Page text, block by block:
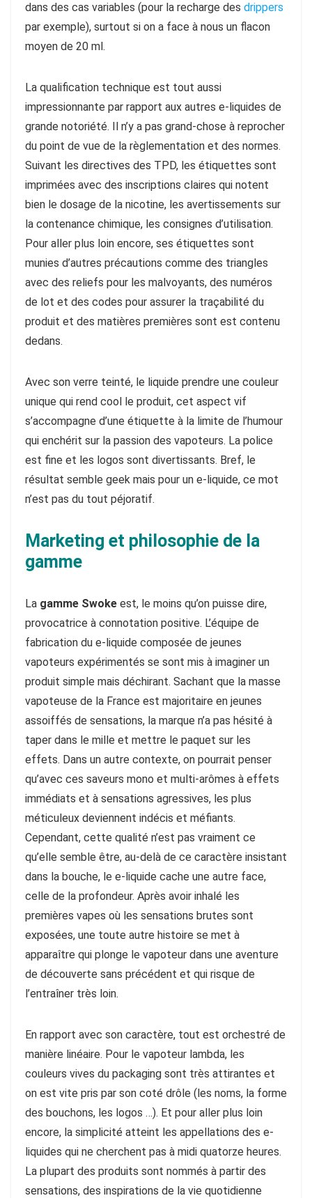
dans des cas variables (pour la recharge des drippers
par exemple), surtout si on a face à nous un flacon
moyen de 20 ml.
La qualification technique est tout aussi
impressionnante par rapport aux autres e-liquides de
grande notoriété. Il n’y a pas grand-chose à reprocher
du point de vue de la règlementation et des normes.
Suivant les directives des TPD, les étiquettes sont
imprimées avec des inscriptions claires qui notent
bien le dosage de la nicotine, les avertissements sur
la contenance chimique, les consignes d’utilisation.
Pour aller plus loin encore, ses étiquettes sont
munies d’autres précautions comme des triangles
avec des reliefs pour les malvoyants, des numéros
de lot et des codes pour assurer la traçabilité du
produit et des matières premières sont est contenu
dedans.
Avec son verre teinté, le liquide prendre une couleur
unique qui rend cool le produit, cet aspect vif
s’accompagne d’une étiquette à la limite de l’humour
qui enchérit sur la passion des vapoteurs. La police
est fine et les logos sont divertissants. Bref, le
résultat semble geek mais pour un e-liquide, ce mot
n’est pas du tout péjoratif.
Marketing et philosophie de la
gamme
La gamme Swoke est, le moins qu’on puisse dire,
provocatrice à connotation positive. L’équipe de
fabrication du e-liquide composée de jeunes
vapoteurs expérimentés se sont mis à imaginer un
produit simple mais déchirant. Sachant que la masse
vapoteuse de la France est majoritaire en jeunes
assoiffés de sensations, la marque n’a pas hésité à
taper dans le mille et mettre le paquet sur les
effets. Dans un autre contexte, on pourrait penser
qu’avec ces saveurs mono et multi-arômes à effets
immédiats et à sensations agressives, les plus
méticuleux deviennent indécis et méfiants.
Cependant, cette qualité n’est pas vraiment ce
qu’elle semble être, au-delà de ce caractère insistant
dans la bouche, le e-liquide cache une autre face,
celle de la profondeur. Après avoir inhalé les
premières vapes où les sensations brutes sont
exposées, une toute autre histoire se met à
apparaître qui plonge le vapoteur dans une aventure
de découverte sans précédent et qui risque de
l’entraîner très loin.
En rapport avec son caractère, tout est orchestré de
manière linéaire. Pour le vapoteur lambda, les
couleurs vives du packaging sont très attirantes et
on est vite pris par son coté drôle (les noms, la forme
des bouchons, les logos …). Et pour aller plus loin
encore, la simplicité atteint les appellations des e-
liquides qui ne cherchent pas à midi quatorze heures.
La plupart des produits sont nommés à partir des
sensations, des inspirations de la vie quotidienne